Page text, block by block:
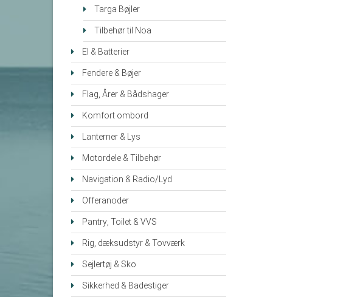
Targa Bøjler
Tilbehør til Noa
El & Batterier
Fendere & Bøjer
Flag, Årer & Bådshager
Komfort ombord
Lanterner & Lys
Motordele & Tilbehør
Navigation & Radio/Lyd
Offeranoder
Pantry, Toilet & VVS
Rig, dæksudstyr & Tovværk
Sejlertøj & Sko
Sikkerhed & Badestiger